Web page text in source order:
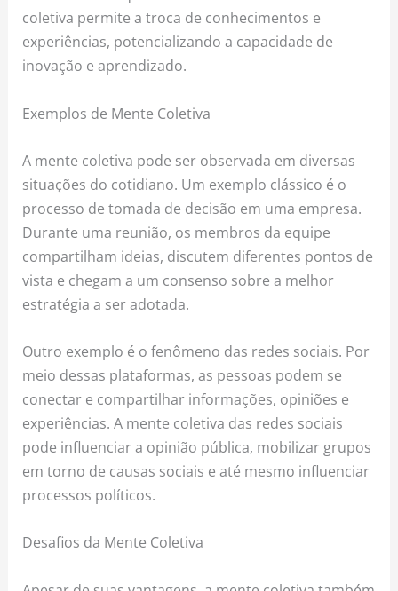
coletiva permite a troca de conhecimentos e
experiências, potencializando a capacidade de
inovação e aprendizado.
Exemplos de Mente Coletiva
A mente coletiva pode ser observada em diversas
situações do cotidiano. Um exemplo clássico é o
processo de tomada de decisão em uma empresa.
Durante uma reunião, os membros da equipe
compartilham ideias, discutem diferentes pontos de
vista e chegam a um consenso sobre a melhor
estratégia a ser adotada.
Outro exemplo é o fenômeno das redes sociais. Por
meio dessas plataformas, as pessoas podem se
conectar e compartilhar informações, opiniões e
experiências. A mente coletiva das redes sociais
pode influenciar a opinião pública, mobilizar grupos
em torno de causas sociais e até mesmo influenciar
processos políticos.
Desafios da Mente Coletiva